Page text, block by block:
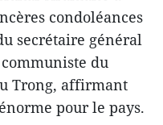
condoléances
secrétaire général
du
Trong, affirmant
pour le pays.